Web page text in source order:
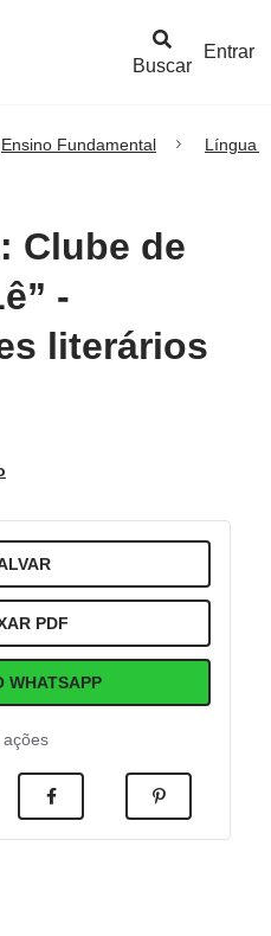
Buscar
Entrar
Ensino Fundamental Língua
Clube de
-
literários
PDF
WHATSAPP
ações